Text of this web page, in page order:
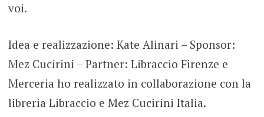
voi.
Idea e realizzazione: Kate Alinari – Sponsor:
Mez Cucirini – Partner: Libraccio Firenze e
Merceria ho realizzato in collaborazione con la
libreria Libraccio e Mez Cucirini Italia.